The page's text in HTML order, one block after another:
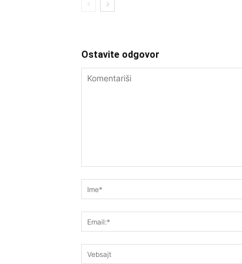
Ostavite odgovor